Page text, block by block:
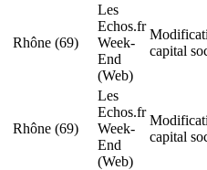
Rhône (69)
Les
Echos.fr
Week-
End
(Web)
capital
Rhône (69)
Les
Echos.fr
Week-
End
(Web)
capital